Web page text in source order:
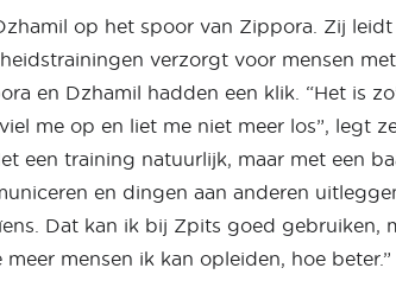
op het spoor van Zippora. Zij
verzorgt voor mensen
en Dzhamil hadden een klik. “Het is
me op en liet me niet meer los”, legt
een training natuurlijk, maar met een
en dingen aan anderen
Dat kan ik bij Zpits goed gebruiken,
mensen ik kan opleiden, hoe beter.”